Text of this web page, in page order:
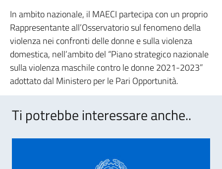
In ambito nazionale, il MAECI partecipa con un proprio
Rappresentante all’Osservatorio sul fenomeno della
violenza nei confronti delle donne e sulla violenza
domestica, nell’ambito del “Piano strategico nazionale
sulla violenza maschile contro le donne 2021-2023”
adottato dal Ministero per le Pari Opportunità.
Ti potrebbe interessare anche..